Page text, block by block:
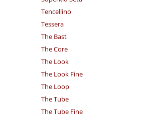
Tencellino
Tessera
The Bast
The Core
The Look
The Look Fine
The Loop
The Tube
The Tube Fine